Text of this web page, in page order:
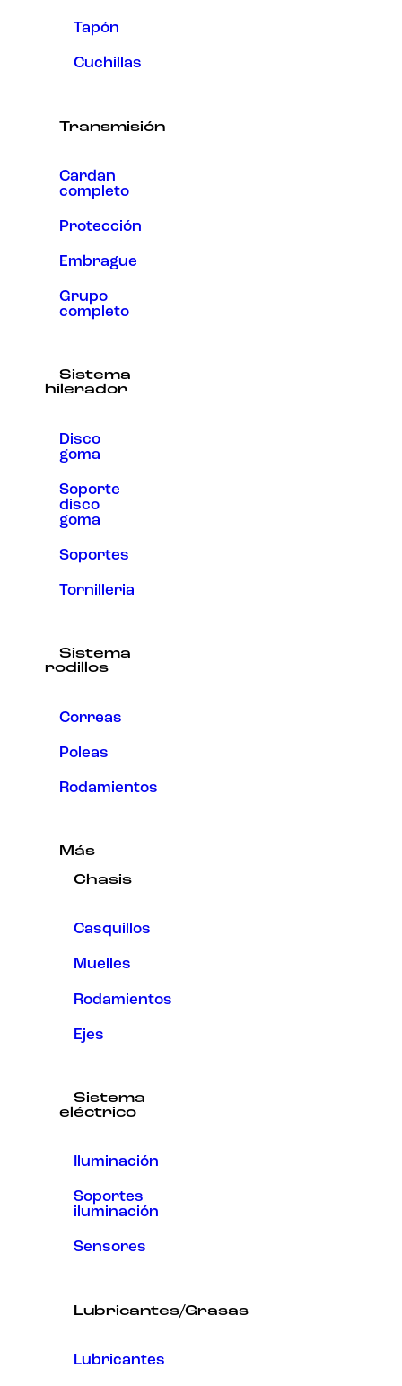
Tapón
Cuchillas
Transmisión
Cardan
completo
Protección
Embrague
Grupo
completo
Sistema
hilerador
Disco
goma
Soporte
disco
goma
Soportes
Tornilleria
Sistema
rodillos
Correas
Poleas
Rodamientos
Más
Chasis
Casquillos
Muelles
Rodamientos
Ejes
Sistema
eléctrico
Iluminación
Soportes
iluminación
Sensores
Lubricantes/Grasas
Lubricantes